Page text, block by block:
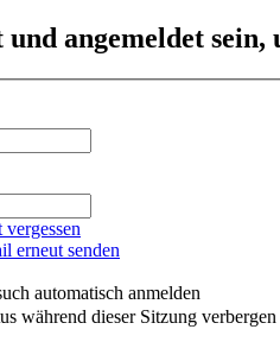
angemeldet sein,
erneut senden
automatisch anmelden
während dieser Sitzung verbergen